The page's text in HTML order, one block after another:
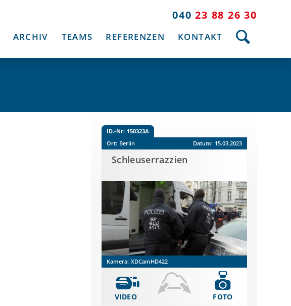
040 23 88 26 30
ARCHIV TEAMS REFERENZEN KONTAKT
ID.-Nr: 150323A
Ort: Berlin Datum: 15.03.2023
Schleuserrazzien
Kamera: XDCamHD422
VIDEO FOTO